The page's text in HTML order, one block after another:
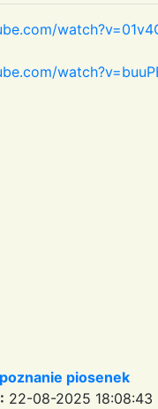
piosenek
22-08-2025 18:08:43